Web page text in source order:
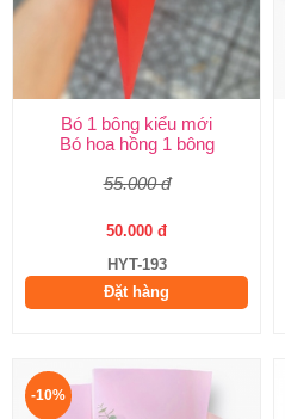
Bó 1 bông kiểu mới
Bó hoa hồng 1 bông
55.000 đ
50.000 đ
HYT-193
Đặt hàng
-10%